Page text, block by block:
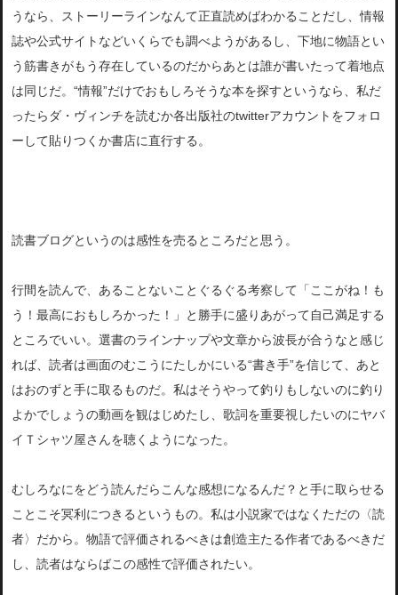
うなら、ストーリーラインなんて正直読めばわかることだし、情報
誌や公式サイトなどいくらでも調べようがあるし、下地に物語とい
う筋書きがもう存在しているのだからあとは誰が書いたって着地点
は同じだ。“情報”だけでおもしろそうな本を探すというなら、私だ
ったらダ・ ヴィンチを読むか各出版社のtwitterアカウントをフォロ
ーして貼りつくか書店に直行する。
読書ブログというのは感性を売るところだと思う 。
行間を読んで、あることないことぐるぐる考察して「ここがね！も
う！最高におもしろかった！」
と勝手に盛りあがって自己満足する
ところでいい。選書のラインナップや文章から波長が合うなと感じ
れば、読者は画面のむこうにたしかにいる“書き手”を信じて、あと
はおのずと手に取るものだ。 私はそうやって釣りもしないのに釣り
よかでしょうの動画を観はじめたし、歌詞を重要視したいのにヤバ
イＴシャツ屋さんを聴くようになった。
むしろなにをどう読んだらこんな感想になるんだ？ と手に取らせる
ことこそ冥利につきるというもの。私は小説家ではなくただの〈読
者〉だから。 物語で評価されるべきは創造主たる作者であるべきだ
し、読者はならばこの感性で評価されたい。